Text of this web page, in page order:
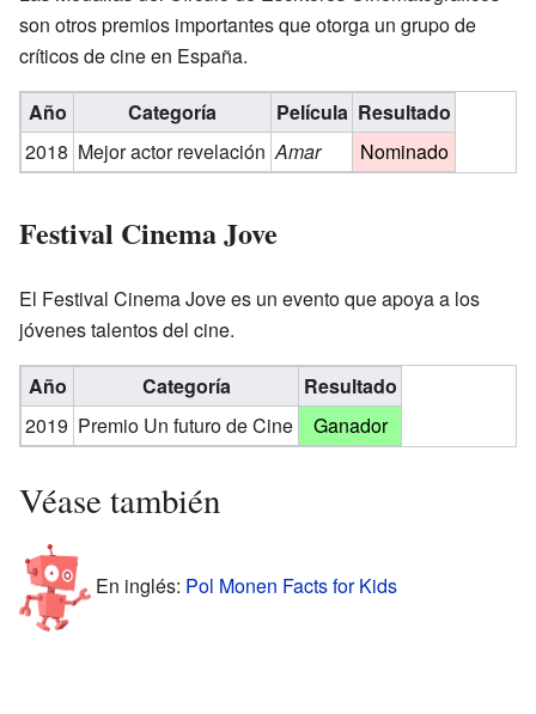
son otros premios importantes que otorga un grupo de
críticos de cine en España.
Año Categoría Película Resultado
2018 Mejor actor revelación Amar Nominado
Festival Cinema Jove
El Festival Cinema Jove es un evento que apoya a los
jóvenes talentos del cine.
Año Categoría
Resultado
2019 Premio Un futuro de Cine Ganador
Véase también
En inglés: Pol Monen Facts for Kids